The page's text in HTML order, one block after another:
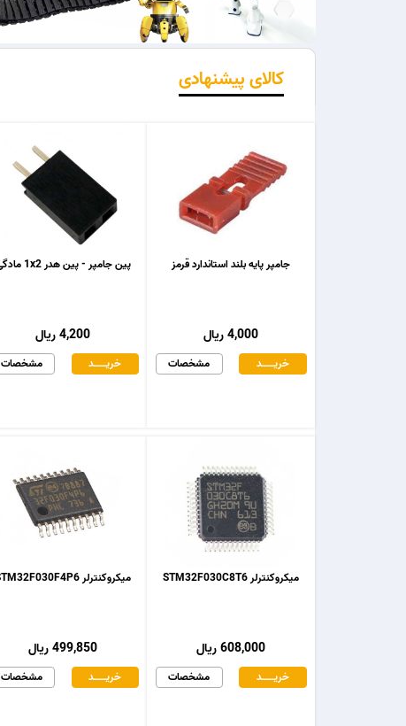
کالای پیشنهادی
پین جامپر - پین هدر 1x2 مادگی
4,200 ریال
مشخصات خریـــــــد
جامپر پایه بلند استاندارد قرمز
4,000 ریال
مشخصات خریـــــــد
میکروکنترلر STM32F030F4P6
499,850 ریال
مشخصات خریـــــــد
میکروکنترلر STM32F030C8T6
608,000 ریال
مشخصات خریـــــــد